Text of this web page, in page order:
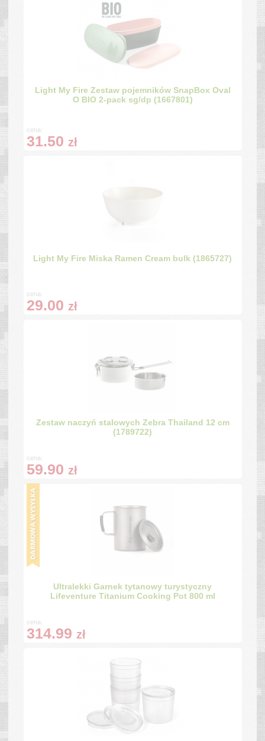
Light My Fire Zestaw pojemników SnapBox Oval
O BIO 2-pack sg/dp (1667801)
cena:
31.50 zł
Light My Fire Miska Ramen Cream bulk (1865727)
cena:
29.00 zł
Zestaw naczyń stalowych Zebra Thailand 12 cm
(1789722)
cena:
59.90 zł
Ultralekki Garnek tytanowy turystyczny
Lifeventure Titanium Cooking Pot 800 ml
cena:
314.99 zł